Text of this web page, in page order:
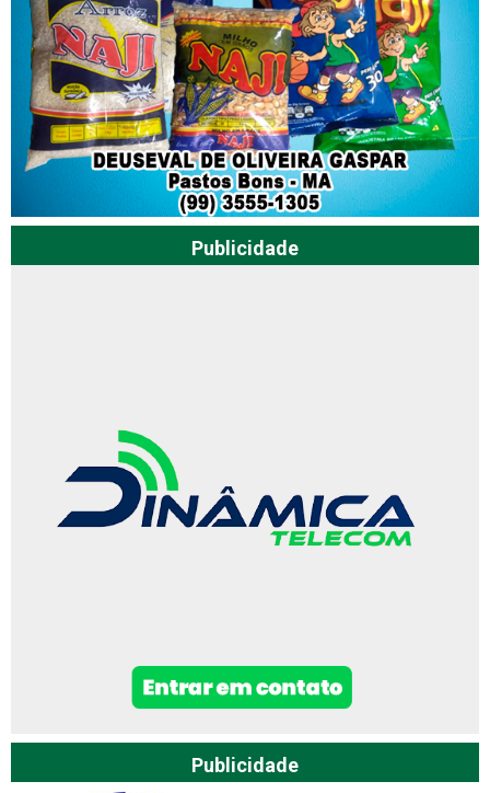
Publicidade
Publicidade